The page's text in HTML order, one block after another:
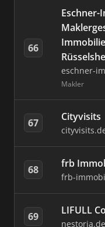
66
Eschner-
eschner-
Makler
67 Cityvisits
68 frb
frb-
69 LIFULL
nestoria.de